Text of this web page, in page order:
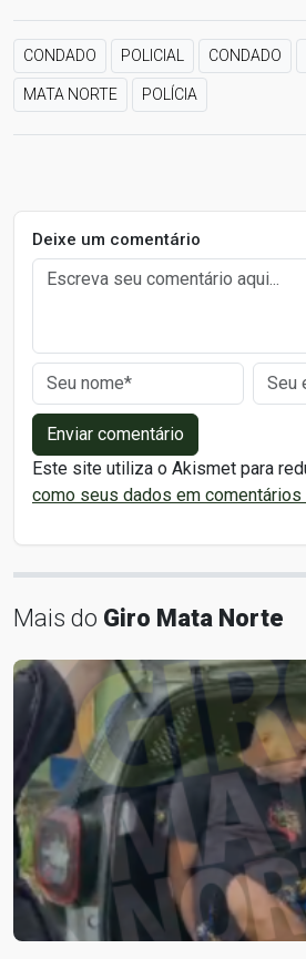
CONDADO POLICIAL CONDADO
MATA NORTE POLÍCIA
Deixe um comentário
Enviar comentário
Este site utiliza o Akismet para
como seus dados em
Mais do Giro Mata Norte